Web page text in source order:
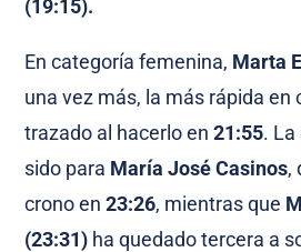
(19:15).
En categoría femenina, Marta
una vez más, la más rápida en
trazado al hacerlo en21:55. La
sido para María José Casinos,
crono en23:26, mientras que
(23:31) ha quedado tercera a